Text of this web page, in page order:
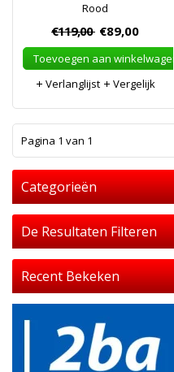
Rood
€119,00 €89,00
Toevoegen aan winkelwagen
Verlanglijst
Vergelijk
Pagina 1 van 1
Categorieën
De Resultaten Filteren
Recent Bekeken